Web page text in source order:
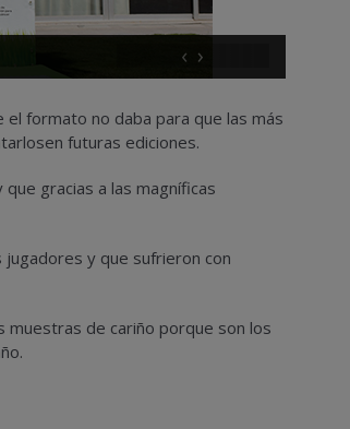
‹ ›
formato no daba para que las más
futuras ediciones.
gracias a las magníficas
y que sufrieron con
muestras de cariño porque son los